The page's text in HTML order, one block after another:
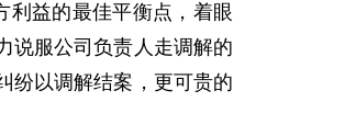
利益的最佳平衡点，着眼
说服公司负责人走调解的
纷以调解结案，更可贵的